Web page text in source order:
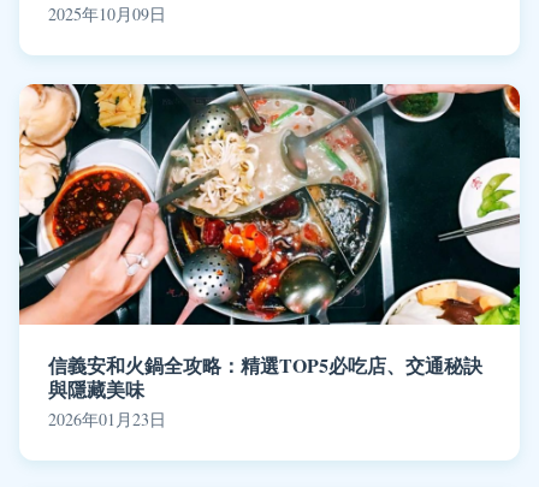
2025年10月09日
信義安和火鍋全攻略：精選TOP5必吃店、交通秘訣
與隱藏美味
2026年01月23日